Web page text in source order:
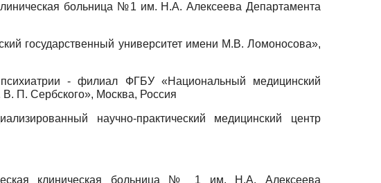
больница №1 им. Н.А. Алексеева Департамента
государственный университет имени М.В. Ломоносова»,
- филиал ФГБУ «Национальный медицинский
В. П. Сербского», Москва, Россия
научно-практический медицинский центр
клиническая больница № 1 им. Н.А. Алексеева